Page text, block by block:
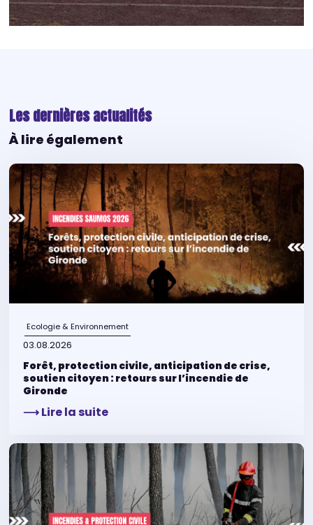
Les dernières actualités
À lire également
Ecologie & Environnement
03.08.2026
Forêt, protection civile, anticipation de crise,
soutien citoyen : retours sur l’incendie de
Gironde
⟶ Lire la suite